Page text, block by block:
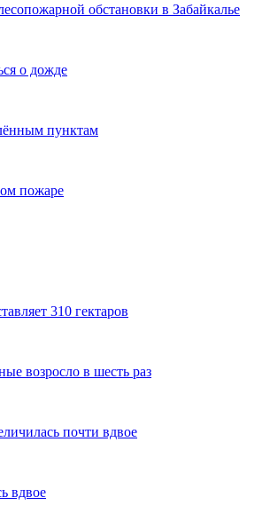
обстановки в Забайкалье
о дожде
пунктам
пожаре
310 гектаров
возросло в шесть раз
почти вдвое
вдвое